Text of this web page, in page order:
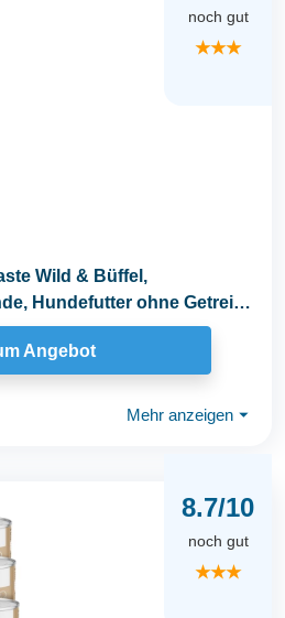
noch gut
★★★
Wild & Büffel,
Hundefutter ohne Getreide
Angebot
Mehr anzeigen ⏷
8.7/10
noch gut
★★★